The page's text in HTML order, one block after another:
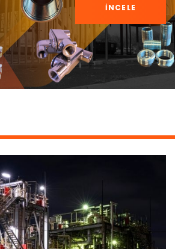
İNCELE